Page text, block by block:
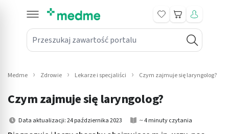
Przeszukaj zawartość portalu
Koszyk
submenu: Leki na receptę
Medme Zdrowie Lekarze i specjaliści Czym zajmuje się laryngolog?
Czym zajmuje się laryngolog?
Data aktualizacji: 24 października 2023 ~ 4 minuty czytania